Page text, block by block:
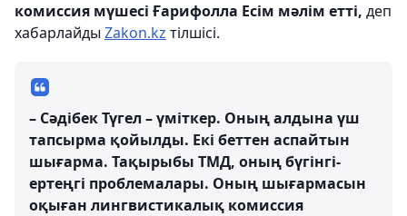
комиссия мүшесі Ғарифолла Есім мәлім етті, деп
хабарлайды Zakon.kz тілшісі.
– Сәдібек Түгел – үміткер. Оның алдына үш
тапсырма қойылды. Екі беттен аспайтын
шығарма. Тақырыбы ТМД, оның бүгінгі-
ертеңгі проблемалары. Оның шығармасын
оқыған лингвистикалық комиссия